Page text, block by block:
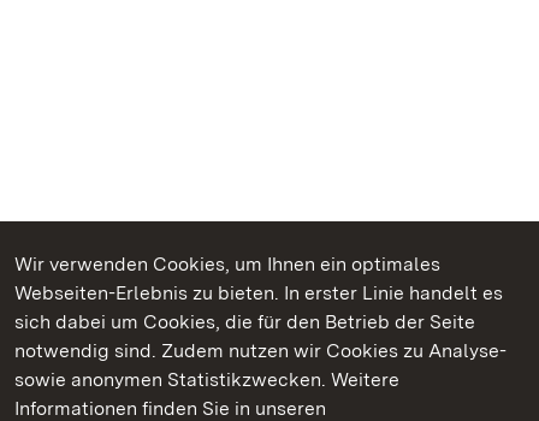
Wir verwenden Cookies, um Ihnen ein optimales
Webseiten-Erlebnis zu bieten. In erster Linie handelt es
sich dabei um Cookies, die für den Betrieb der Seite
notwendig sind. Zudem nutzen wir Cookies zu Analyse-
sowie anonymen Statistikzwecken. Weitere
Informationen finden Sie in unseren
Kommen. Staunen. Genießen.